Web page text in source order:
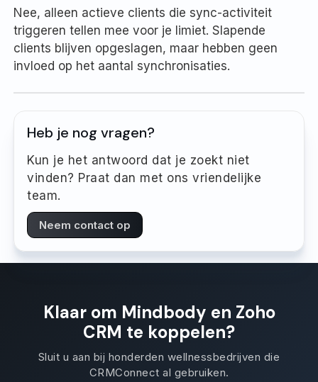
Nee, alleen actieve clients die sync-activiteit
triggeren tellen mee voor je limiet. Slapende
clients blijven opgeslagen, maar hebben geen
invloed op het aantal synchronisaties.
Heb je nog vragen?
Kun je het antwoord dat je zoekt niet
vinden? Praat dan met ons vriendelijke
team.
Neem contact op
Klaar om Mindbody en Zoho
CRM te koppelen?
Sluit u aan bij honderden wellnessbedrijven die
CRMConnect al gebruiken.